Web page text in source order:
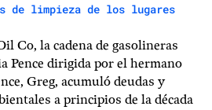
de limpieza de los lugares
Co, la cadena de gasolineras
Pence dirigida por el hermano
Greg, acumuló deudas y
a principios de la década